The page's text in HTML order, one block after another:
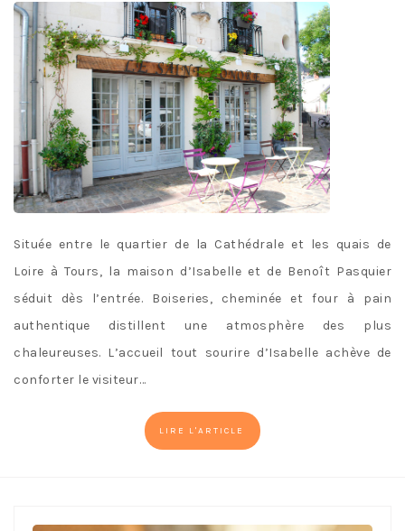
Située entre le quartier de la Cathédrale et les quais de
Loire à Tours, la maison d’Isabelle et de Benoît Pasquier
séduit dès l’entrée. Boiseries, cheminée et four à pain
authentique distillent une atmosphère des plus
chaleureuses. L’accueil tout sourire d’Isabelle achève de
conforter le visiteur…
LIRE L'ARTICLE